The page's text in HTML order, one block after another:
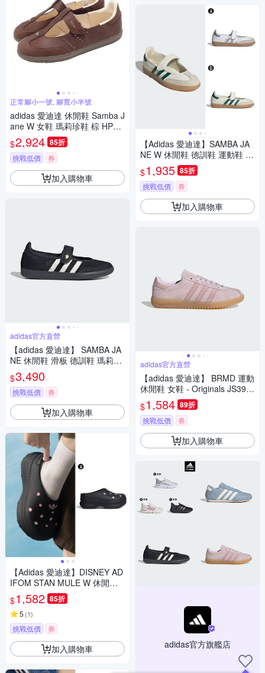
正常腳小一號, 腳寬小半號
adidas 愛迪達 休閒鞋 Samba J
ane W 女鞋 瑪莉珍鞋 棕 HP71
30
$2,924 85折
挑戰低價 券
加入購物車
adidas官方直營
【adidas 愛迪達】 SAMBA JA
NE 休閒鞋 滑板 德訓鞋 瑪莉珍
鞋 復古 女鞋 - Originals LA683
0
$3,490
挑戰低價 券
加入購物車
【Adidas 愛迪達】DISNEY AD
IFOM STAN MULE W 休閒鞋
穆勒鞋 運動鞋 女 A-KH5901
$1,582 85折
5 (1)
挑戰低價 券
加入購物車
【Adidas 愛迪達】SAMBA JA
NE W 休閒鞋 德訓鞋 運動鞋 女
A-KJ3785 B-IH6485
$1,935 85折
挑戰低價 券
加入購物車
adidas官方直營
【adidas 愛迪達】 BRMD 運動
休閒鞋 女鞋 - Originals JS397
$1,584 89折
挑戰低價 券
加入購物車
adidas官方旗艦店